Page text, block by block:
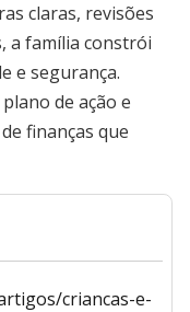
claras, revisões
a família constrói
e segurança.
de ação e
finanças que
criancas-e-